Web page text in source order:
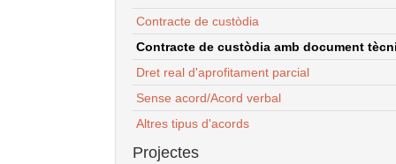
Contracte de custòdia
Contracte de custòdia amb document
Dret real d'aprofitament parcial
Sense acord/Acord verbal
Altres tipus d'acords
Projectes